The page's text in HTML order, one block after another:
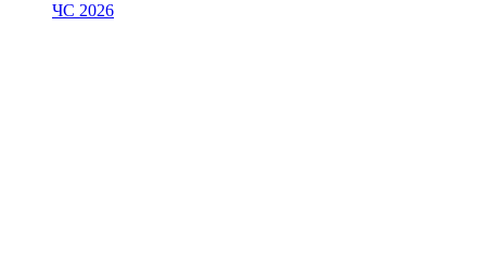
ЧС 2026